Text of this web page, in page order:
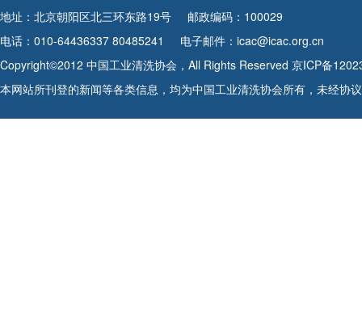
地址：北京朝阳区北三环东路19号
邮政编码：100029
电话：010-64436337 80485241
电子邮件：icac@icac.org.cn
Copyright©2012 中国工业清洗协会，All Rights Reserved 京ICP备
本网站所刊登的新闻等各类信息，均为中国工业清洗协会所有，未经协